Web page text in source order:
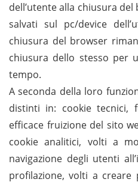
dell’utente alla chiusura
salvati sul pc/device
chiusura del browser
chiusura dello stesso per
tempo.
A seconda della loro
distinti in: cookie tecnici,
efficace fruizione del sito
cookie analitici, volti a
navigazione degli utenti
profilazione, volti a creare